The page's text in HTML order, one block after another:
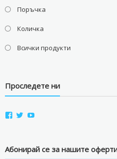
Поръчка
Количка
Всички продукти
Проследете ни
View
Facebook
View
Twitter
View
YouTube
Абонирай се за нашите